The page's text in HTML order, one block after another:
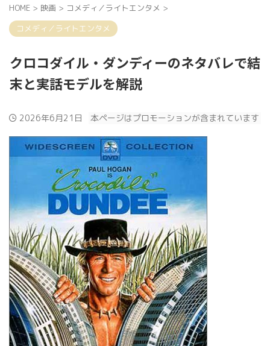
HOME > 映画 > コメディ／ライトエンタメ >
コメディ／ライトエンタメ
クロコダイル・ダンディーのネタバレで結
末と実話モデルを解説
2026年6月21日 本ページはプロモーションが含まれています